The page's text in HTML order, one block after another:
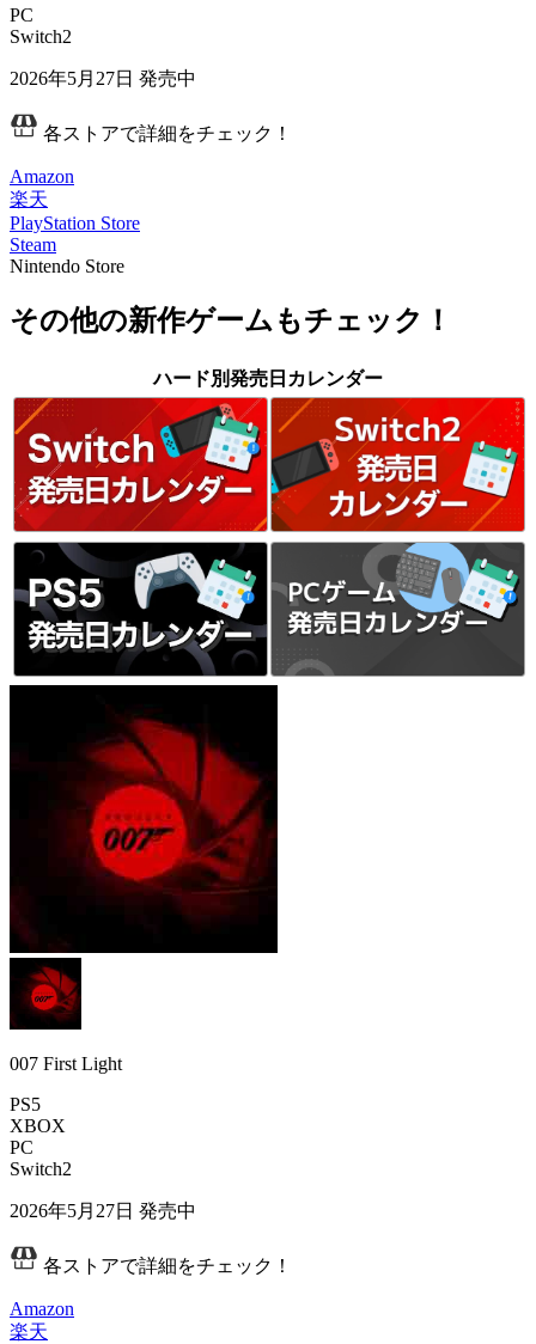
PC
Switch2
2026年5月27日 発売中
各ストアで詳細をチェック！
Amazon
楽天
PlayStation Store
Steam
Nintendo Store
その他の新作ゲームもチェック！
ハード別発売日カレンダー
007 First Light
PS5
XBOX
PC
Switch2
2026年5月27日 発売中
各ストアで詳細をチェック！
Amazon
楽天